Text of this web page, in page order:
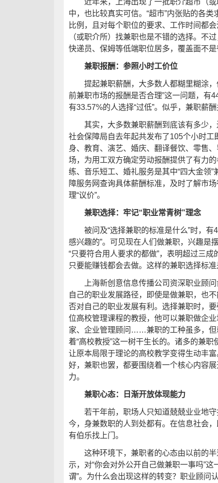
中，也比较真实可信。“超市”内张贴的各
比例，且对每个职位的要求、工作时间都
（或职介所）找兼职也是不错的选择。不
快递员、保姆等低端职位居多，覆盖面不
兼职报酬：参照小时工价位
提起兼职薪酬，大多数人都糊里糊涂，
前兼职市场的报酬是否合理”这一问题，有
有33.57%的人选择“过低”。似乎，兼职薪
其实，大多数兼职薪酬到底该有多少，
社会保障局自去年起共发布了105个小时
身、教育、演艺、婚庆、翻译餐饮、零售
场，为用工双方确定劳动报酬提供了有力
练、音乐短工、婚礼服务是其中“四大金领
障服务网查询具体薪酬标准，及时了解市
理“议价”。
兼职选择：牢记“职业常青树”理念
被问及“选择兼职的标准是什么”时，有
感兴趣的”。可见现在人们做兼职，兴趣是
“只要符合用人要求的都做”，表明超过三
只要能赚钱都会去做。这样的兼职选择标
上海新创意信息传播公司资深职业顾问
自己的职业发展路径，即使是做兼职，也
否对自己的职业发展有利。选择兼职时，
位高校管理课程的教授，他可以兼职做企
家、企业管理顾问……兼职的工种虽多，但
着“高校教授”这一树干生长的。诸多的兼
让原本局限于理论的高校教学变得生动丰
好，兼职也罢，都要围绕着一个核心内容
力。
兼职心态：日渐开放体现能力
若干年前，职场人只知道兢兢业业地守
今，身兼数职的人到处都有。在信息社会
有伯乐找上门。
这种环境下，兼职者的心态由以前的半
示，对“你会对外公开自己做兼职一事吗”
谓”。为什么会出现这样的转变？职业顾问